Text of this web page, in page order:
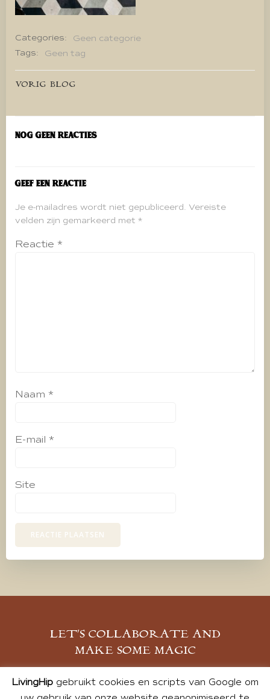
Categories:
Geen categorie
Tags:
Geen tag
Bericht
navigatie
VORIG BLOG
Nog geen reacties
Geef een reactie
Je e-mailadres wordt niet gepubliceerd. Vereiste
velden zijn gemarkeerd met *
Reactie *
Naam *
E-mail *
Site
LET’S COLLABORATE AND
MAKE SOME MAGIC
MELD JE AAN
LivingHipgebruikt cookies en scripts van Google om